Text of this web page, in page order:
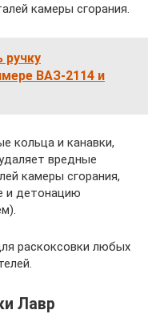
камеры сгорания.
ручку
ВАЗ-2114 и
кольца и канавки,
вредные
камеры сгорания,
и детонацию
раскоксовки любых
Лавр